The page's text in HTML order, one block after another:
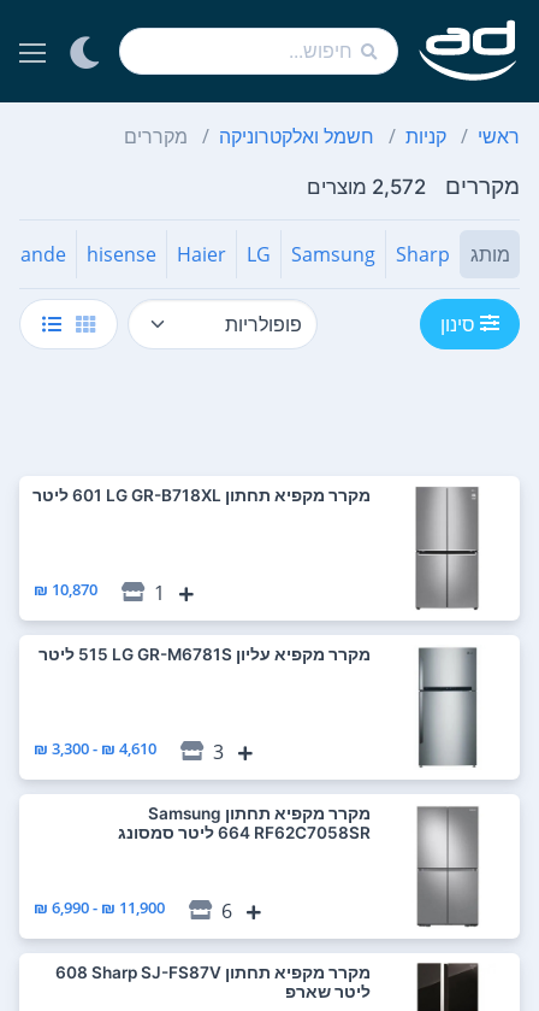
ראשי קניות חשמל ואלקטרוניקה מקררים
מקררים 2,572 מוצרים
מותג Sharp
Samsung
LG
Haier
hisense
סינון
מקרר ‏מקפיא תחתון LG GR-B718XL ‏601 ‏ליטר
1
10,870 ₪
מקרר ‏מקפיא עליון LG GR-M6781S ‏515 ‏ליטר
3
4,610 ₪ - 3,300 ₪
מקרר ‏מקפיא תחתון Samsung
RF62C7058SR ‏664 ‏ליטר סמסונג
6
11,900 ₪ - 6,990 ₪
מקרר ‏מקפיא תחתון Sharp SJ-FS87V ‏608
‏ליטר שארפ